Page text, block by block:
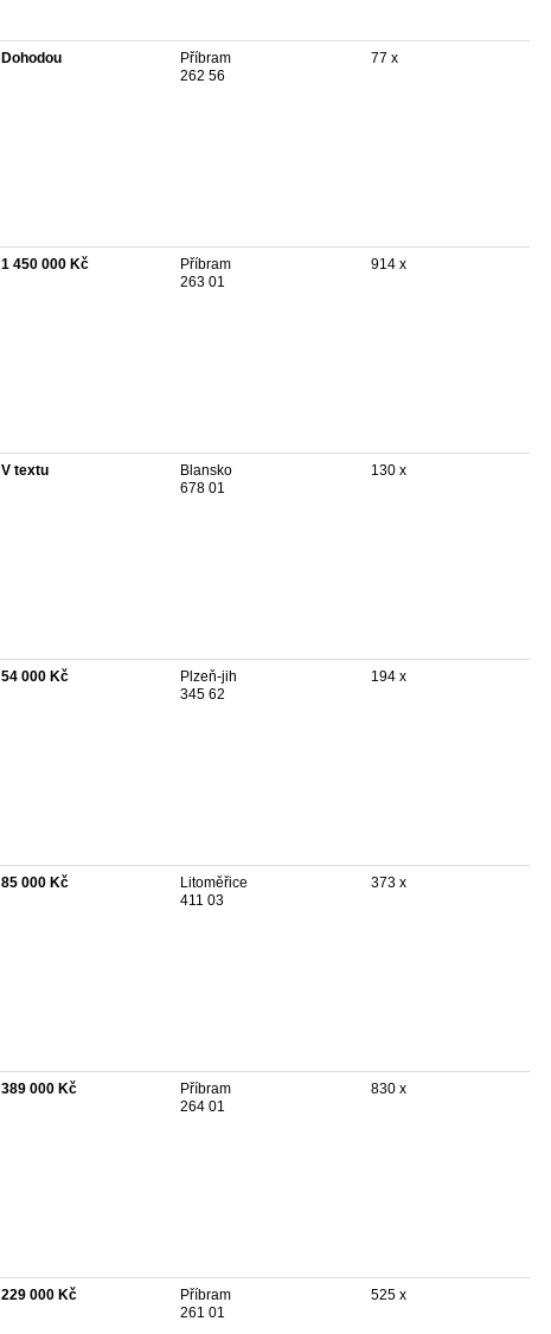
Dohodou
Příbram
262 56
77 x
1 450 000 Kč
Příbram
263 01
914 x
V textu
Blansko
678 01
130 x
54 000 Kč
Plzeň-jih
345 62
194 x
85 000 Kč
Litoměřice
411 03
373 x
389 000 Kč
Příbram
264 01
830 x
229 000 Kč
Příbram
261 01
525 x